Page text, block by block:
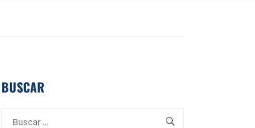
BUSCAR